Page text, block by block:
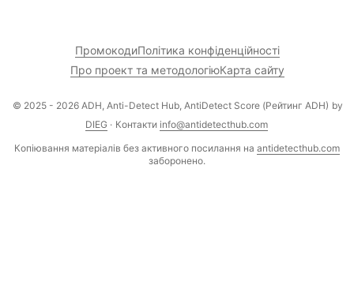
ПромокодиПолітика конфіденційності
Про проект та методологіюКарта сайту
© 2025 - 2026 ADH, Anti-Detect Hub, AntiDetect Score (Рейтинг ADH) by
DIEG · Контакти info@antidetecthub.com
Копіювання матеріалів без активного посилання на antidetecthub.com
заборонено.